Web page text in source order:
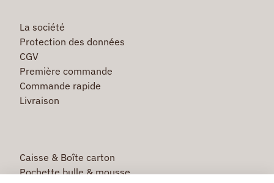
La société
Protection des données
CGV
Première commande
Commande rapide
Livraison
Caisse & Boîte carton
Pochette bulle & mousse